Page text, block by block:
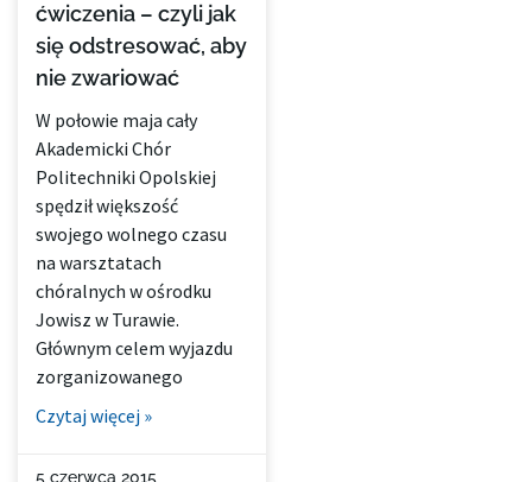
ćwiczenia – czyli jak
się odstresować, aby
nie zwariować
W połowie maja cały
Akademicki Chór
Politechniki Opolskiej
spędził większość
swojego wolnego czasu
na warsztatach
chóralnych w ośrodku
Jowisz w Turawie.
Głównym celem wyjazdu
zorganizowanego
Czytaj więcej »
5 czerwca 2015